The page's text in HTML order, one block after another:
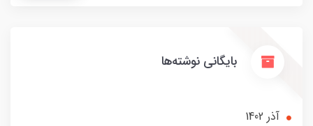
بایگانی نوشته‌ها
آذر 1402